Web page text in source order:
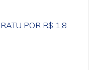
POR R$ 1,8